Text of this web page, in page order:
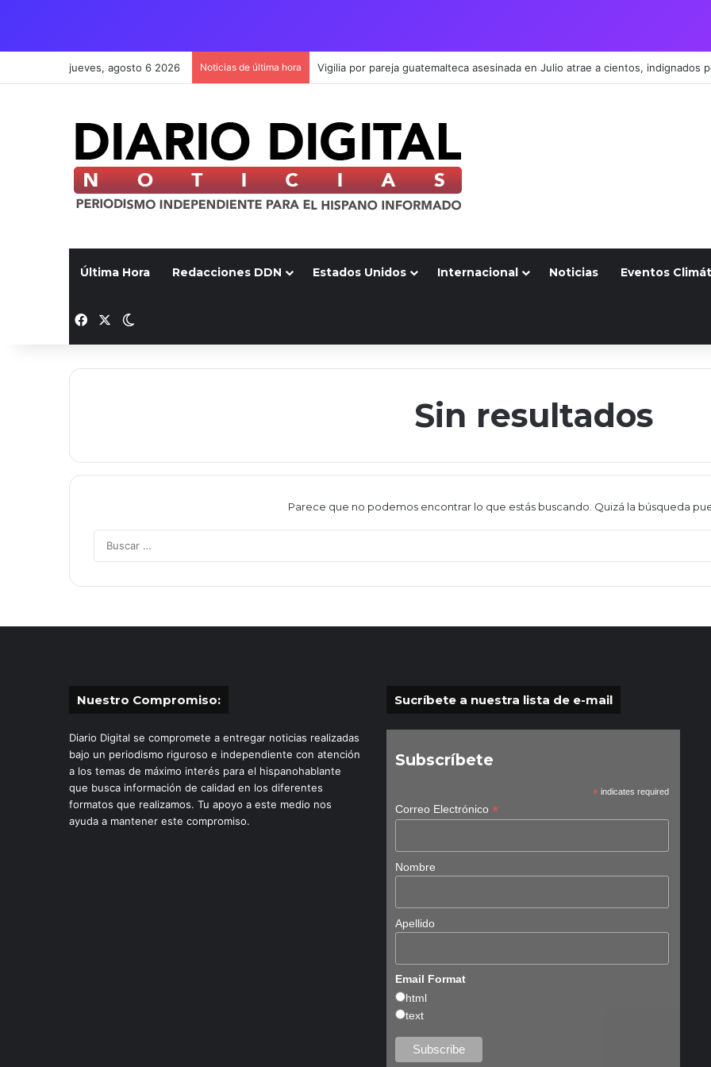
jueves, agosto 6 2026 Noticias de última hora
Última Hora Redacciones DDN Estados Unidos Internacional Noticias Eventos
Facebook
Sin resultados
Parece que no podemos encontrar lo que estás buscando. Quizá la búsqueda
Nuestro Compromiso:
Diario Digital se compromete a entregar noticias realizadas
bajo un periodismo riguroso e independiente con atención
a los temas de máximo interés para el hispanohablante
que busca información de calidad en los diferentes
formatos que realizamos. Tu apoyo a este medio nos
ayuda a mantener este compromiso.
Sucríbete a nuestra lista de e-mail
Subscríbete
* indicates required
Correo Electrónico*
Nombre
Apellido
Email Format
html
text